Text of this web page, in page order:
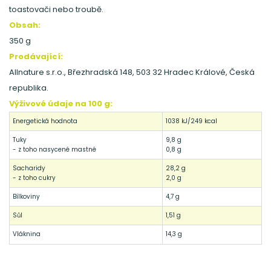
toastovači nebo troubě.
Obsah:
350 g
Prodávající:
Allnature s.r.o., Březhradská 148, 503 32 Hradec Králové, Česká
republika.
Výživové údaje na 100 g:
Energetická hodnota 1038 kJ/249 kcal
Tuky
- z toho nasycené mastné
9,8 g
0,8 g
Sacharidy
- z toho cukry
28,2 g
2,0 g
Bílkoviny 4,7 g
Sůl 1,51 g
Vláknina 14,3 g